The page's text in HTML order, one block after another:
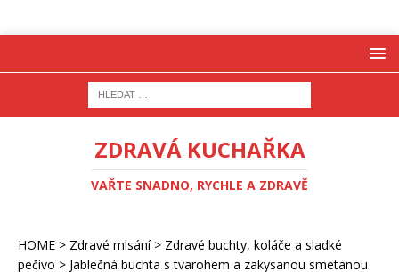
ZDRAVÁ KUCHAŘKA
VAŘTE SNADNO, RYCHLE A ZDRAVĚ
HOME > Zdravé mlsání> Zdravé buchty, koláče a sladké
pečivo > Jablečná buchta s tvarohem a zakysanou smetanou